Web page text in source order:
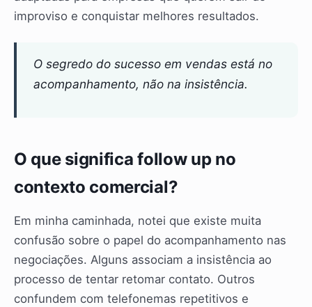
improviso e conquistar melhores resultados.
O segredo do sucesso em vendas está no
acompanhamento, não na insistência.
O que significa follow up no
contexto comercial?
Em minha caminhada, notei que existe muita
confusão sobre o papel do acompanhamento nas
negociações. Alguns associam a insistência ao
processo de tentar retomar contato. Outros
confundem com telefonemas repetitivos e